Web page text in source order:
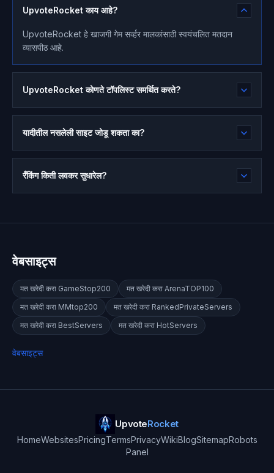
UpvoteRocket काय आहे?
UpvoteRocket हे खाजगी गेम सर्व्हर मालकांसाठी स्वयंचलित मतदान
व्यासपीठ आहे.
UpvoteRocket कोणते टॉपलिस्ट समर्थित करते?
यादीतील नसलेली साइट जोडू शकता का?
रँकिंग किती लवकर सुधारेल?
वेबसाइट्स
मत खरेदी करा GameStop200 मत खरेदी करा ArenaTOP100
मत खरेदी करा MMtop200 मत खरेदी करा RankedPrivateServers
मत खरेदी करा BestServers मत खरेदी करा HotServers
वेबसाइट्स
UpvoteRocket
HomeWebsitesPricingTermsPrivacyWikiBlogSitemapRobots
Panel